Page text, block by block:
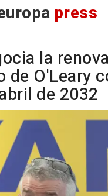
press
la
de O'Leary
de 2032